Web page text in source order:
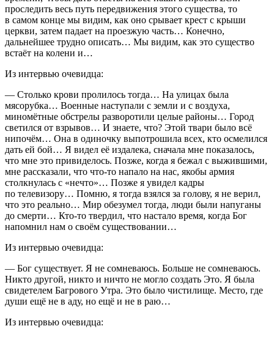
проследить весь путь передвижения этого существа, то
в самом конце мы видим, как оно срывает крест с крыши
церкви, затем падает на проезжую часть… Конечно,
дальнейшее трудно описать… Мы видим, как это существо
встаёт на колени и…
Из интервью очевидца:
— Столько крови пролилось тогда… На улицах была
мясорубка… Военные наступали с земли и с воздуха,
миномётные обстрелы разворотили целые районы… Город
светился от взрывов… И знаете, что? Этой твари было всё
нипочём… Она в одиночку выпотрошила всех, кто осмелился
дать ей бой… Я видел её издалека, сначала мне показалось,
что мне это привиделось. Позже, когда я бежал с выжившими,
мне рассказали, что что-то напало на нас, якобы армия
столкнулась с «нечто»… Позже я увидел кадры
по телевизору… Помню, я тогда взялся за голову, я не верил,
что это реально… Мир обезумел тогда, люди были напуганы
до смерти… Кто-то твердил, что настало время, когда Бог
напомнил нам о своём существовании…
Из интервью очевидца:
— Бог существует. Я не сомневаюсь. Больше не сомневаюсь.
Никто другой, никто и ничто не могло создать Это. Я была
свидетелем Багрового Утра. Это было чистилище. Место, где
души ещё не в аду, но ещё и не в раю…
Из интервью очевидца: